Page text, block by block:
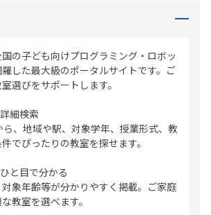
の子ども向けプログラミング・ロボッ
羅した最大級のポータルサイトです。ご
選びをサポートします。
細検索
、地域や駅、対象学年、授業形式、教
でぴったりの教室を探せます。
と目で分かる
象年齢等が分かりやすく掲載。ご家庭
教室を選べます。